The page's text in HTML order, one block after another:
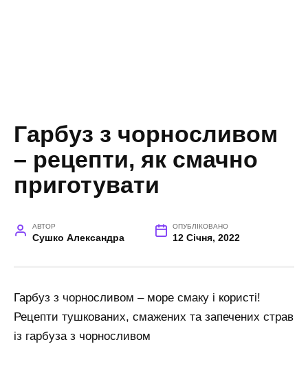
Гарбуз з чорносливом
– рецепти, як смачно
приготувати
АВТОР
Сушко Александра
ОПУБЛІКОВАНО
12 Січня, 2022
Гарбуз з чорносливом – море смаку і користі!
Рецепти тушкованих, смажених та запечених страв
із гарбуза з чорносливом